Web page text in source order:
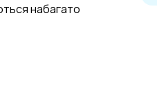
набагато